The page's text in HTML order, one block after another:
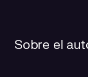
Sobre el